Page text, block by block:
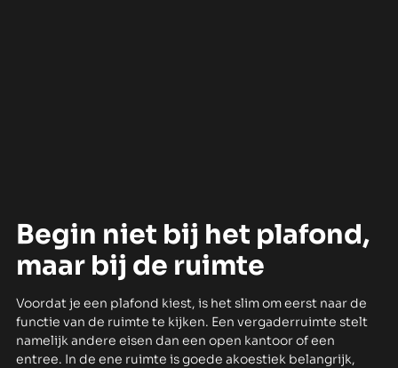
Begin niet bij het plafond,
maar bij de ruimte
Voordat je een plafond kiest, is het slim om eerst naar de
functie van de ruimte te kijken. Een vergaderruimte stelt
namelijk andere eisen dan een open kantoor of een
entree. In de ene ruimte is goede akoestiek belangrijk,